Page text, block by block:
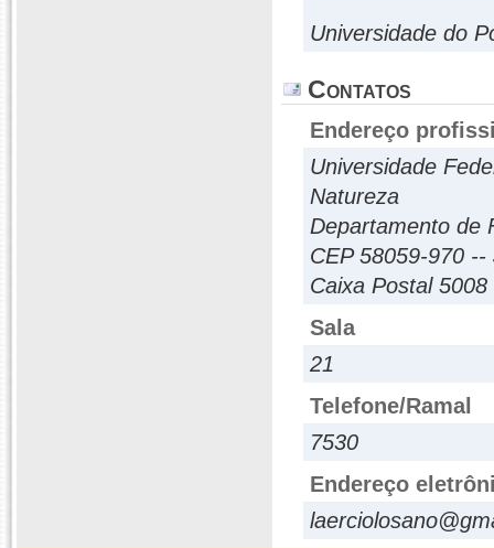
Universidade do
Contatos
Endereço
Universidade
Natureza
Departamento de
CEP 58059-970
Caixa Postal 5008
Sala
21
Telefone/Ramal
7530
Endereço